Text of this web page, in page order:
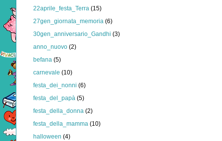
22aprile_festa_Terra (15)
27gen_giornata_memoria (6)
30gen_anniversario_Gandhi (3)
anno_nuovo (2)
befana (5)
carnevale (10)
festa_dei_nonni (6)
festa_del_papà (5)
festa_della_donna (2)
festa_della_mamma (10)
halloween (4)